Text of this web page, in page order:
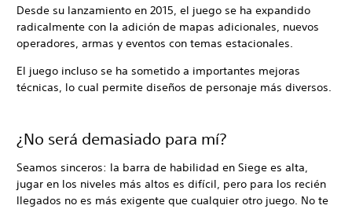
Desde su lanzamiento en 2015, el juego se ha expandido
radicalmente con la adición de mapas adicionales, nuevos
operadores, armas y eventos con temas estacionales.
El juego incluso se ha sometido a importantes mejoras
técnicas, lo cual permite diseños de personaje más diversos.
¿No será demasiado para mí?
Seamos sinceros: la barra de habilidad en Siege es alta,
jugar en los niveles más altos es difícil, pero para los recién
llegados no es más exigente que cualquier otro juego. No te